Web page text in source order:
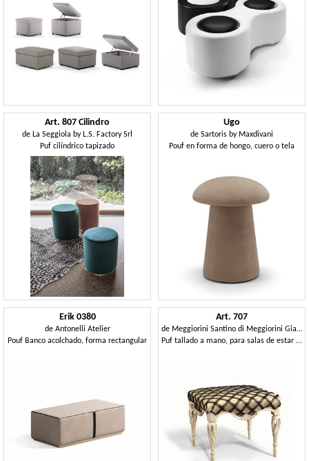
Art. 807 Cilindro
de La Seggiola by L.S. Factory Srl
Puf cilíndrico tapizado
Ugo
de Sartoris by Maxdivani
Pouf en forma de hongo, cuero o tela
Erik 0380
de Antonelli Atelier
Pouf Banco acolchado, forma rectangular
Art. 707
de Meggiorini Santino di Meggiorini Giampietro e C. Snc
Puf tallado a mano, para salas de estar clásicas